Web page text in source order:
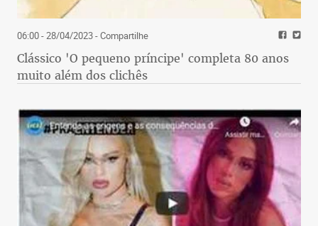
06:00 - 28/04/2023- Compartilhe
Clássico 'O pequeno príncipe' completa 80 anos
muito além dos clichês